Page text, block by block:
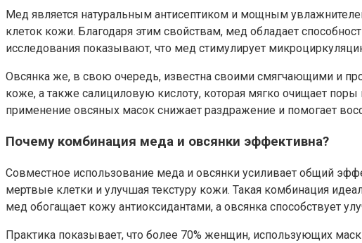
Мед является натуральным антисептиком и мощным
клеток кожи. Благодаря этим свойствам, мед обладает
исследования показывают, что мед стимулирует
Овсянка же, в свою очередь, известна своими смягчающими и
коже, а также салициловую кислоту, которая мягко очищает
применение овсяных масок снижает раздражение и помогает
Почему комбинация меда и овсянки эффективна?
Совместное использование меда и овсянки усиливает общий
мертвые клетки и улучшая текстуру кожи. Такая комбинация
мед обогащает кожу антиоксидантами, а овсянка способствует
Практика показывает, что более 70% женщин, использующих